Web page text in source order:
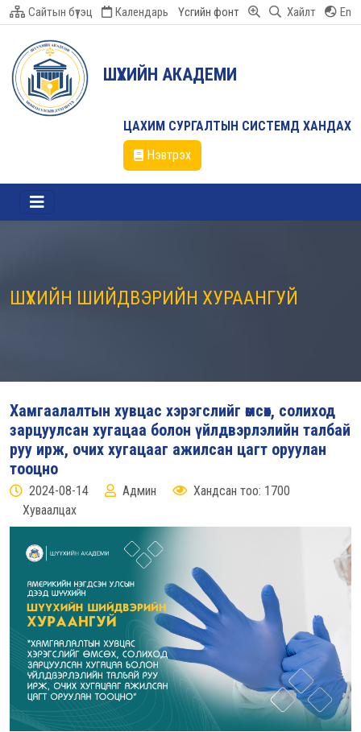
Сайтын бүтэц Календарь Үсгийн фонт Хайлт En
ШҮҮХИЙН АКАДЕМИ
ЦАХИМ СУРГАЛТЫН СИСТЕМД ХАНДАХ
Нэвтрэх
ШҮҮХИЙН ШИЙДВЭРИЙН ХУРААНГУЙ
Хамгаалалтын хувцас хэрэгслийг өмсөх, солиход
зарцуулсан хугацаа болон үйлдвэрлэлийн талбай
руу ирж, очих хугацааг ажилсан цагт оруулан
тооцно
2024-08-14 Админ
Хандсан тоо: 1700
Хуваалцах